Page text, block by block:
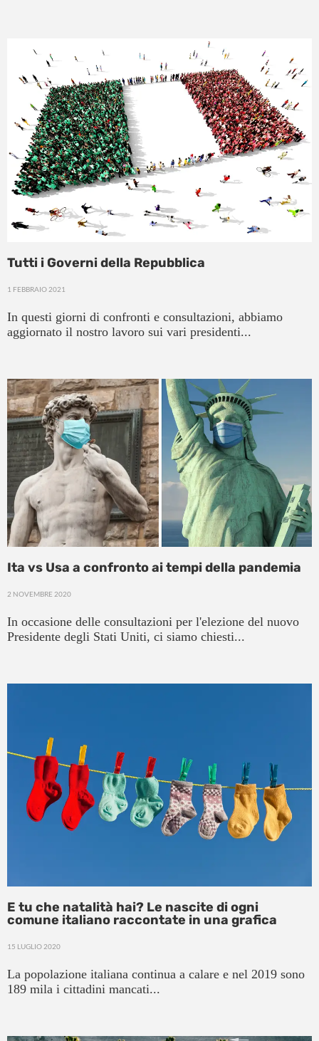
Tutti i Governi della Repubblica
1 FEBBRAIO 2021
In questi giorni di confronti e consultazioni, abbiamo
aggiornato il nostro lavoro sui vari presidenti...
Ita vs Usa a confronto ai tempi della pandemia
2 NOVEMBRE 2020
In occasione delle consultazioni per l'elezione del nuovo
Presidente degli Stati Uniti, ci siamo chiesti...
E tu che natalità hai? Le nascite di ogni
comune italiano raccontate in una grafica
15 LUGLIO 2020
La popolazione italiana continua a calare e nel 2019 sono
189 mila i cittadini mancati...